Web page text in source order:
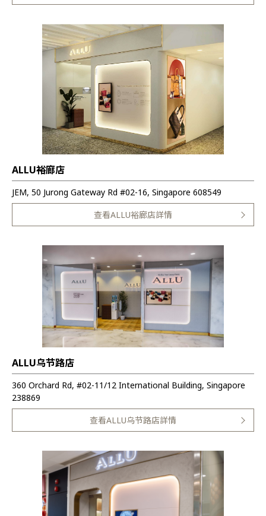
ALLU裕廊店
JEM, 50 Jurong Gateway Rd #02-16, Singapore 608549
查看ALLU裕廊店詳情
ALLU乌节路店
360 Orchard Rd, #02-11/12 International Building, Singapore
238869
查看ALLU乌节路店詳情